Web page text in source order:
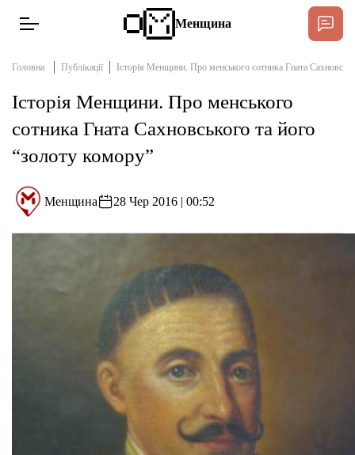
Новини
Інтерв’ю
Тексти
Менщина
Головна Публікації Історія Менщини. Про менського сотника Гната
Історія Менщини. Про менського
сотника Гната Сахновського та його
“золоту комору”
Менщина 28 Чер 2016 | 00:52